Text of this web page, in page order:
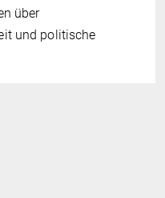
über
und politische